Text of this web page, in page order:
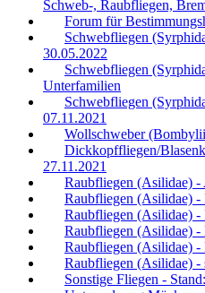
Schweb-, Raubfliegen,
Forum für
Schwebfliegen
30.05.2022
Schwebfliegen
Unterfamilien
Schwebfliegen
07.11.2021
Wollschweber
Dickkopffliegen/
27.11.2021
Raubfliegen (Asilidae) -
Raubfliegen (Asilidae) -
Raubfliegen (Asilidae) -
Raubfliegen (Asilidae) -
Raubfliegen (Asilidae) -
Raubfliegen (Asilidae) -
Sonstige Fliegen -